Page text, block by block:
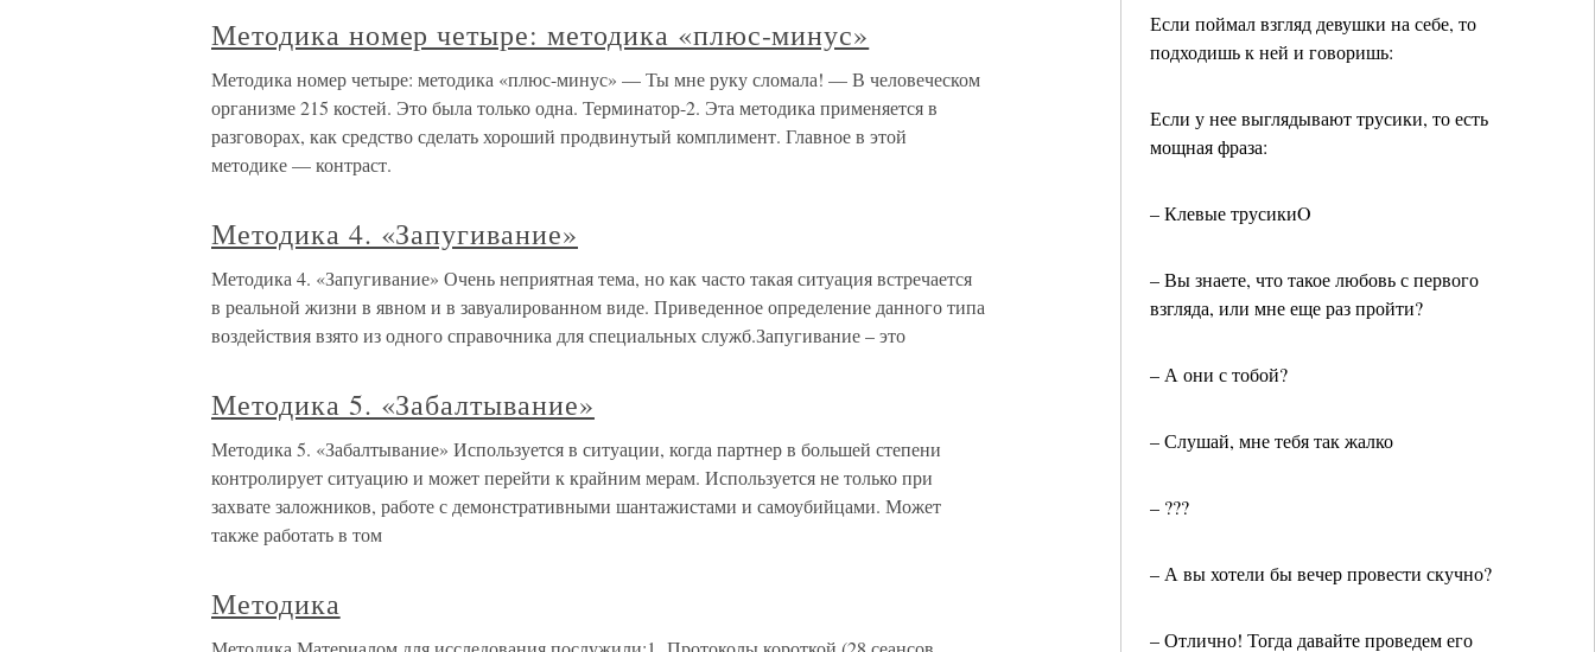
Если поймал взгляд девушки на себе, то
подходишь к ней и говоришь:
Если у нее выглядывают трусики, то есть
мощная фраза:
– Клевые трусикиO
– Вы знаете, что такое любовь с первого
взгляда, или мне еще раз пройти?
– А они с тобой?
– Слушай, мне тебя так жалко
– ???
– А вы хотели бы вечер провести скучно?
– Отлично! Тогда давайте проведем его
Методика номер четыре: методика «плюс-минус»
Методика номер четыре: методика «плюс-минус» — Ты мне руку сломала! — В человеческом
организме 215 костей. Это была только одна. Терминатор-2. Эта методика применяется в
разговорах, как средство сделать хороший продвинутый комплимент. Главное в этой
методике — контраст.
Методика 4. «Запугивание»
Методика 4. «Запугивание» Очень неприятная тема, но как часто такая ситуация встречается
в реальной жизни в явном и в завуалированном виде. Приведенное определение данного типа
воздействия взято из одного справочника для специальных служб.Запугивание – это
Методика 5. «Забалтывание»
Методика 5. «Забалтывание» Используется в ситуации, когда партнер в большей степени
контролирует ситуацию и может перейти к крайним мерам. Используется не только при
захвате заложников, работе с демонстративными шантажистами и самоубийцами. Может
также работать в том
Методика